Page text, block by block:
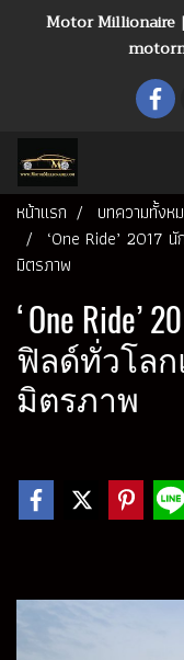
Motor Millionaire
หน้าแรก บทความทั้งห
‘One Ride’ 2017
มิตรภาพ
‘One
ฟิลด์ทั่วโล
มิตรภาพ